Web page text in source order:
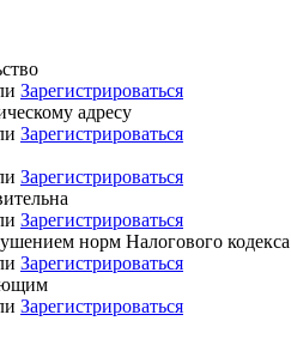
Зарегистрироваться
адресу
Зарегистрироваться
Зарегистрироваться
Зарегистрироваться
норм Налогового кодекса
Зарегистрироваться
Зарегистрироваться